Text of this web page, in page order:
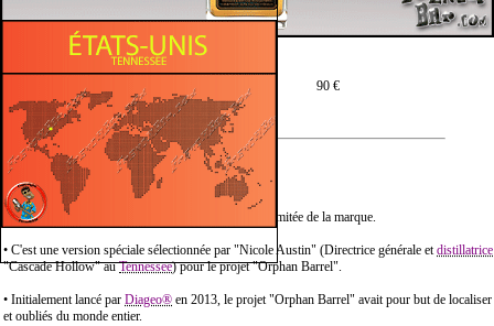
Prix moyen en 75 cl : 90 €
Description :
• Orphan Barrel "Copper Tongue" est une Édition Limitée de la marque.
• C'est une version spéciale sélectionnée par "Nicole Austin" (Directrice générale etdistillatrice
"Cascade Hollow" auTennessee) pour le projet "Orphan Barrel".
• Initialement lancé par Diageo® en 2013, le projet "Orphan Barrel" avait pour but de
et oubliés du monde entier.